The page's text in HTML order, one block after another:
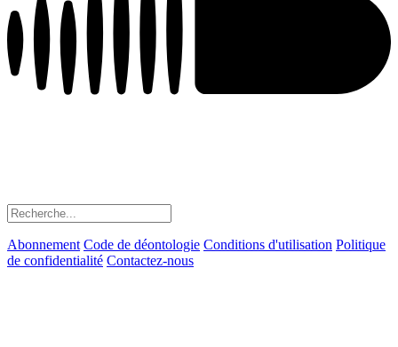
Abonnement Code de déontologie Conditions d'utilisation Politique
de confidentialité Contactez-nous